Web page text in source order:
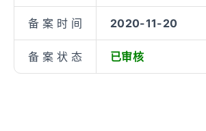
备案时间 2020-11-20
备案状态 已审核